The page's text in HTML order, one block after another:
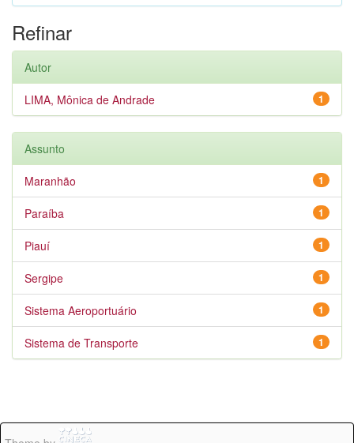
Refinar
Autor
1
LIMA, Mônica de Andrade
Assunto
1
Maranhão
1
Paraíba
1
Piauí
1
Sergipe
1
Sistema Aeroportuário
1
Sistema de Transporte